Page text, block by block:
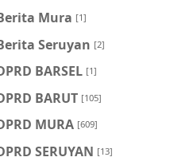
Mura [1]
Seruyan [2]
BARSEL [1]
BARUT [105]
MURA [609]
SERUYAN [13]